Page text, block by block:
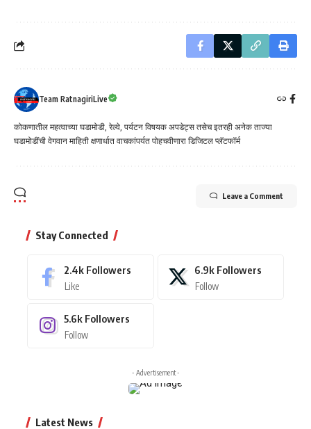
Team RatnagiriLive
कोकणातील महत्वाच्या घडामोडी, रेल्वे, पर्यटन विषयक अपडेट्स तसेच इतरही अनेक ताज्या
घडामोडींची वेगवान माहिती क्षणार्धात वाचकांपर्यत पोहचवीणारा डिजिटल प्लॅटफॉर्म
Leave a Comment
Stay Connected
2.4k Followers
Like
6.9k Followers
Follow
5.6k Followers
Follow
- Advertisement -
Latest News